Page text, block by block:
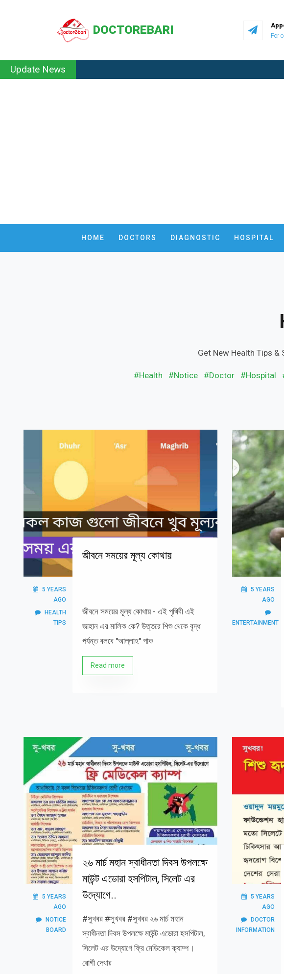
DOCTOREBARI For
Update News
HOME DOCTORS DIAGNOSTIC HOSPITAL
Get New Health Tips &
#Health #Notice #Doctor #Hospital
5 YEARS
AGO
HEALTH
TIPS
জীবনে সময়ের মূল্য কোথায়
জীবনে সময়ের মূল্য কোথায় - এই পৃথিবী এই
জাহান এর মালিক কে? উত্তরে শিশু থেকে বৃদ্ধ
পর্যন্ত বলবে "আল্লাহ" পাক
Read more
5 YEARS
AGO
ENTERTAINMENT
5 YEARS
AGO
NOTICE
BOARD
২৬ মার্চ মহান স্বাধীনতা দিবস উপলক্ষে
মাউন্ট এডোরা হসপিটাল, সিলেট এর
উদ্যোগে..
#সুখবর #সুখবর #সুখবর ২৬ মার্চ মহান
স্বাধীনতা দিবস উপলক্ষে মাউন্ট এডোরা হসপিটাল,
সিলেট এর উদ্যোগে ফ্রি মেডিকেল ক্যাম্প।
রোগী দেখার
5 YEARS
AGO
DOCTOR
INFORMATION